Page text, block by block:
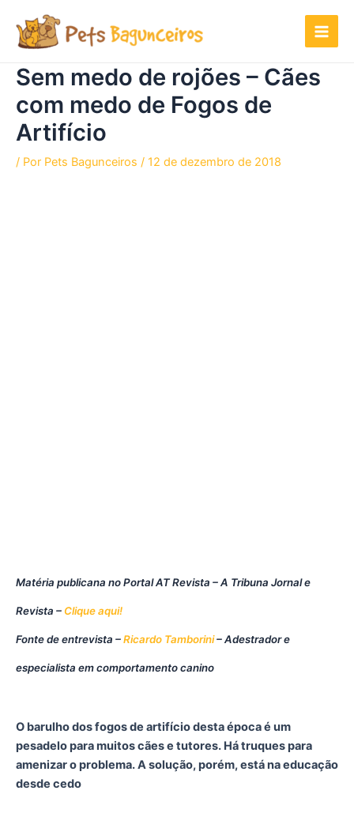
para
conteúdo
Sem medo de rojões – Cães
com medo de Fogos de
Artifício
/ Por Pets Bagunceiros / 12 de dezembro de 2018
Matéria publicana no Portal AT Revista – A Tribuna Jornal e
Revista – Clique aqui!
Fonte de entrevista –Ricardo Tamborini– Adestrador e
especialista em comportamento canino
O barulho dos fogos de artifício desta época é um
pesadelo para muitos cães e tutores. Há truques para
amenizar o problema. A solução, porém, está na educação
desde cedo